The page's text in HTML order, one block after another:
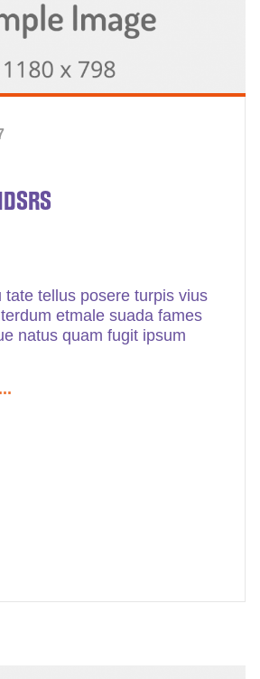
tate tellus posere turpis vius
etmale suada fames
natus quam fugit ipsum